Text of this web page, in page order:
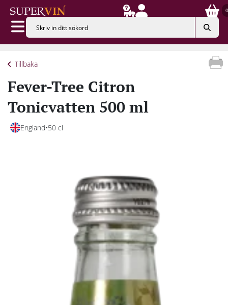
0
Tillbaka
Fever-Tree Citron
Tonicvatten 500 ml
England 50 cl